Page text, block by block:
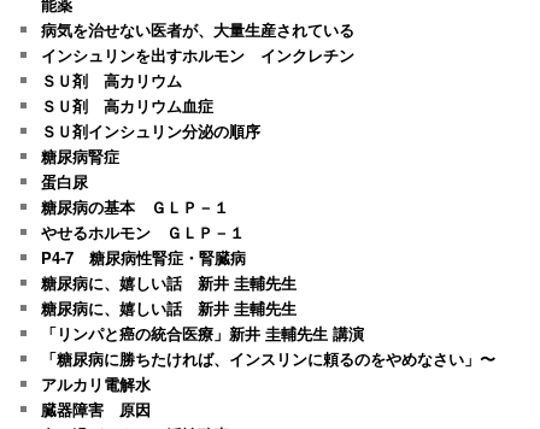
病気を治せない医者が、大量生産されている
インシュリンを出すホルモン インクレチン
ＳＵ剤 高カリウム
ＳＵ剤 高カリウム血症
ＳＵ剤インシュリン分泌の順序
糖尿病腎症
蛋白尿
糖尿病の基本 ＧＬＰ－１
やせるホルモン ＧＬＰ－１
P4-7 糖尿病性腎症・腎臓病
糖尿病に、嬉しい話 新井 圭輔先生
糖尿病に、嬉しい話 新井 圭輔先生
「リンパと癌の統合医療」新井 圭輔先生 講演
「糖尿病に勝ちたければ、インスリンに頼るのをやめなさい」〜
アルカリ電解水
臓器障害 原因